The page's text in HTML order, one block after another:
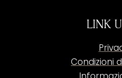
LINK
Condizioni